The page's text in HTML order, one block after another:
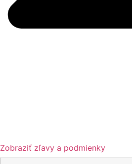
Zobraziť zľavy a podmienky